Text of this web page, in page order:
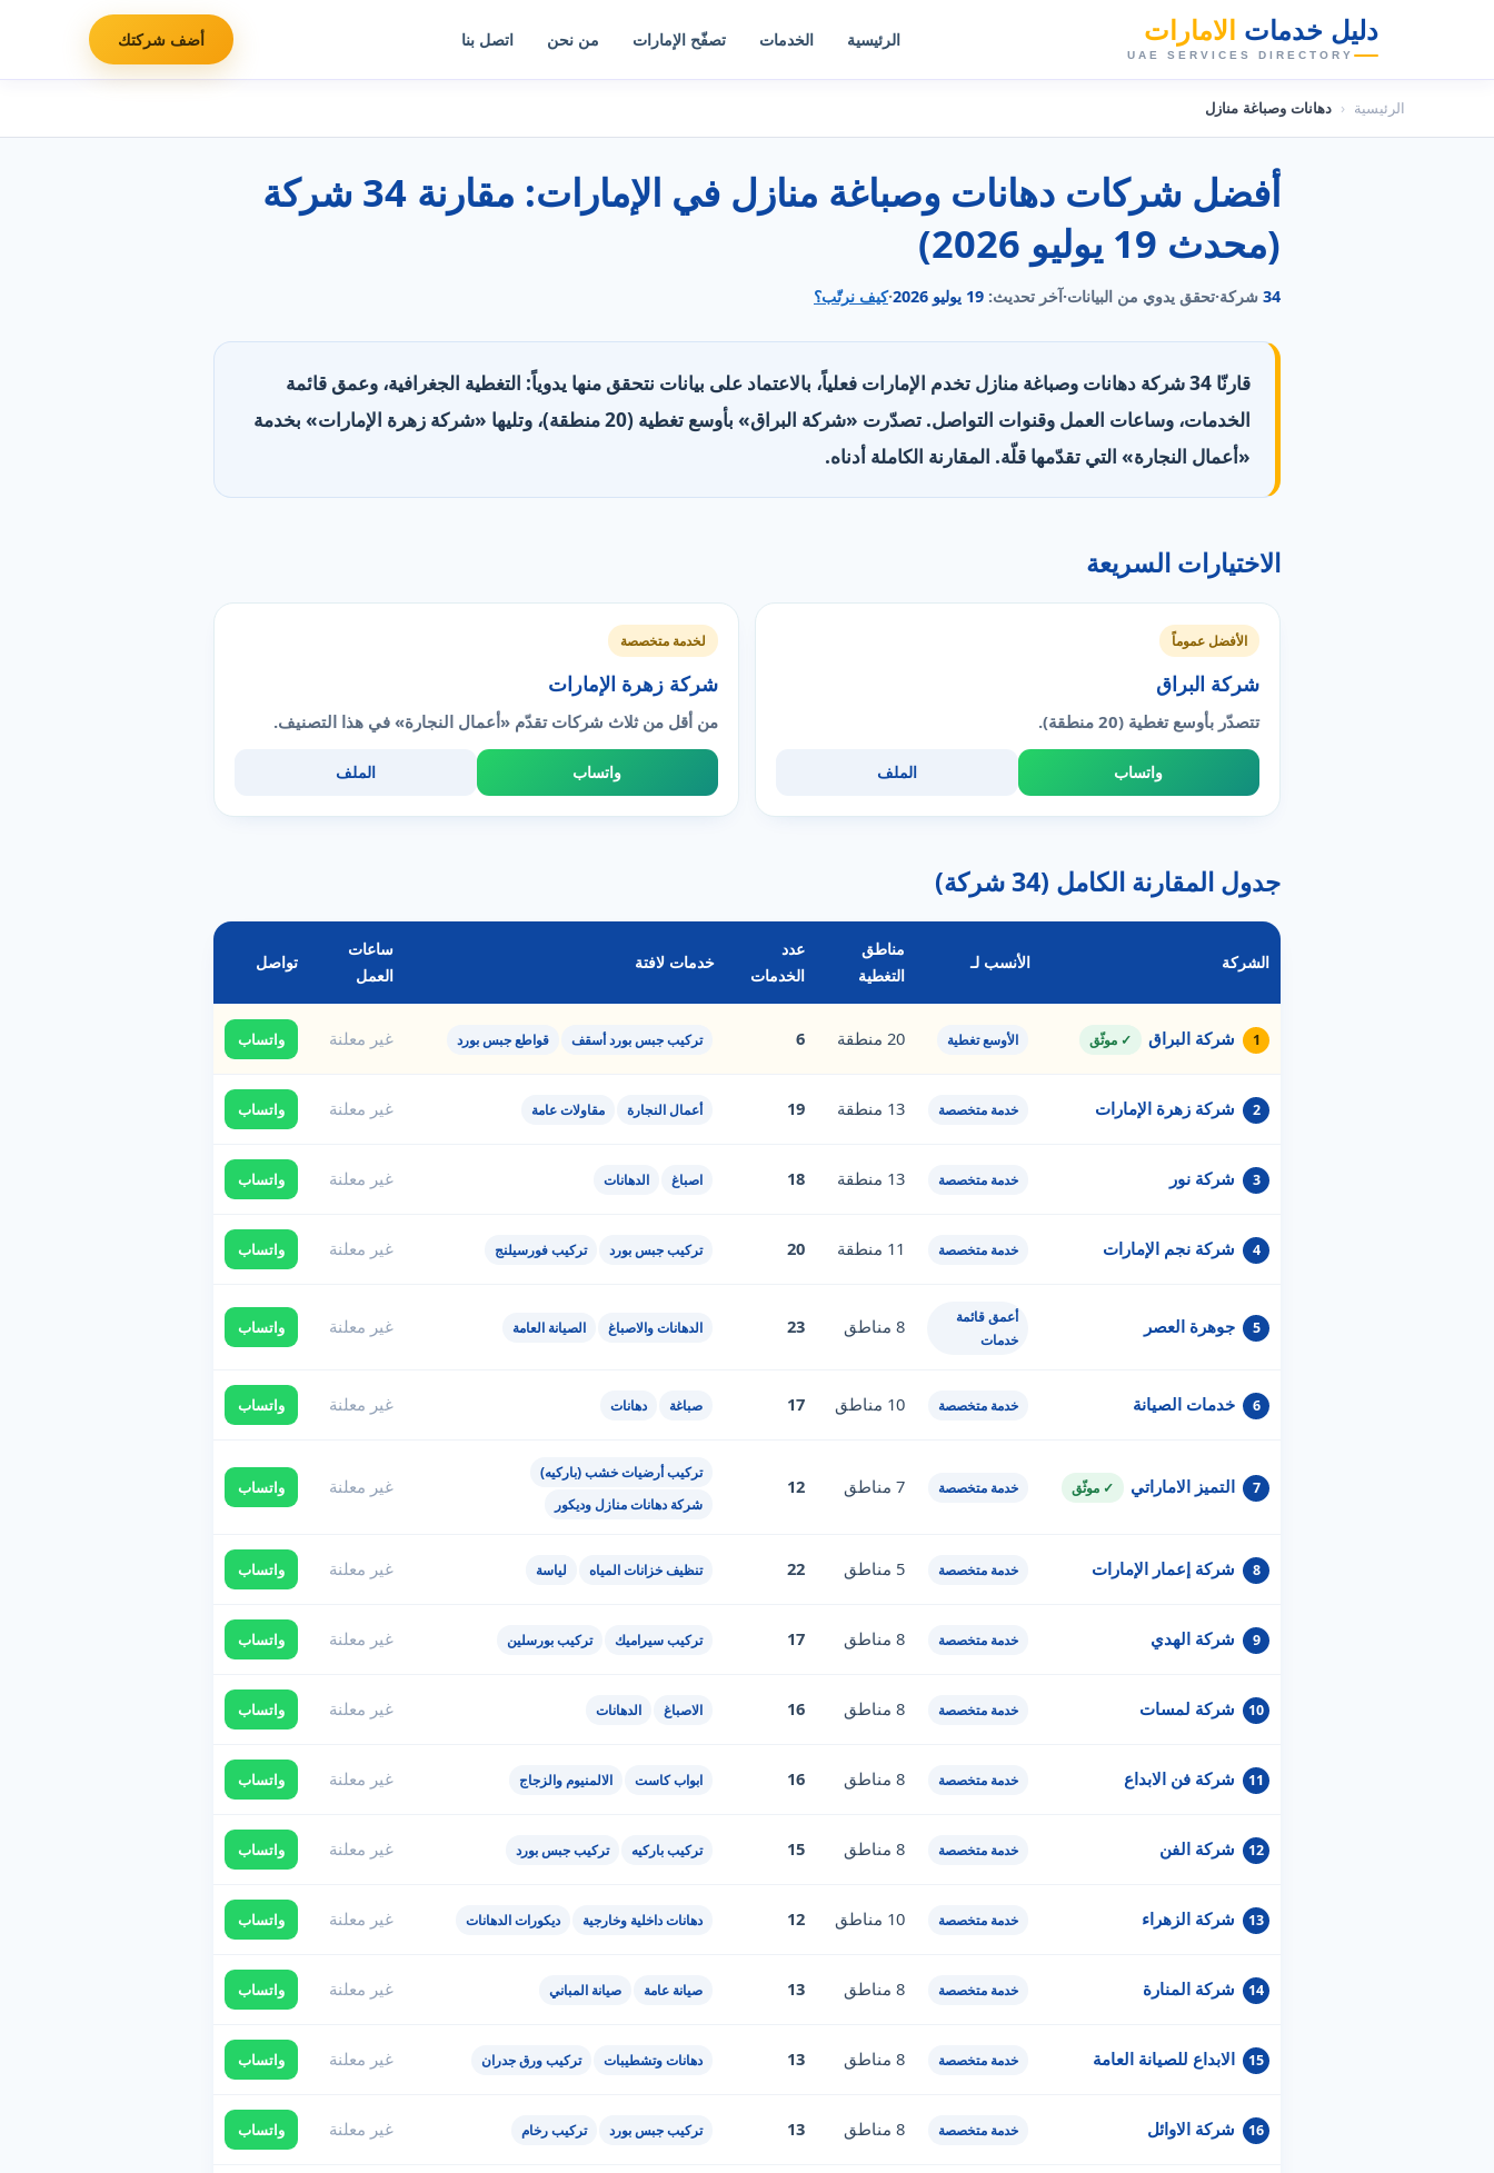
دليل خدمات الامارات
UAE SERVICES DIRECTORY
الرئيسية الخدمات تصفّح الإمارات من نحن اتصل بنا أضف شركتك
الرئيسية ‹ دهانات وصباغة منازل
أفضل شركات دهانات وصباغة منازل في الإمارات: مقارنة 34 شركة
(محدث 19 يوليو 2026)
34 شركة·تحقق يدوي من البيانات·آخر تحديث: 19 يوليو 2026 ·كيف نرتّب؟
قارنّا 34 شركة دهانات وصباغة منازل تخدم الإمارات فعلياً، بالاعتماد على بيانات نتحقق منها يدوياً: التغطية الجغرافية، وعمق قائمة
الخدمات، وساعات العمل وقنوات التواصل. تصدّرت «شركة البراق» بأوسع تغطية (20 منطقة)، وتليها «شركة زهرة الإمارات» بخدمة
«أعمال النجارة» التي تقدّمها قلّة. المقارنة الكاملة أدناه.
الاختيارات السريعة
الأفضل عموماً
شركة البراق
تتصدّر بأوسع تغطية (20 منطقة).
واتساب الملف
لخدمة متخصصة
شركة زهرة الإمارات
من أقل من ثلاث شركات تقدّم «أعمال النجارة» في هذا التصنيف.
واتساب الملف
جدول المقارنة الكامل (34 شركة)
الشركة الأنسب لـ
مناطق
التغطية
عدد
الخدمات
خدمات لافتة
ساعات
العمل
تواصل
1 شركة البراق ✓ موثّق الأوسع تغطية 20 منطقة 6 تركيب جبس بورد أسقف قواطع جبس بورد غير معلنة واتساب
2 شركة زهرة الإمارات خدمة متخصصة 13 منطقة 19 أعمال النجارة مقاولات عامة غير معلنة واتساب
3 شركة نور خدمة متخصصة 13 منطقة 18 اصباغ الدهانات غير معلنة واتساب
4 شركة نجم الإمارات خدمة متخصصة 11 منطقة 20 تركيب جبس بورد تركيب فورسيلنج غير معلنة واتساب
5 جوهرة العصر
أعمق قائمة
خدمات
8 مناطق 23 الدهانات والاصباغ الصيانة العامة غير معلنة واتساب
6 خدمات الصيانة خدمة متخصصة 10 مناطق 17 صباغة دهانات غير معلنة واتساب
7 التميز الاماراتي ✓ موثّق خدمة متخصصة 7 مناطق 12
تركيب أرضيات خشب (باركيه)
شركة دهانات منازل وديكور
غير معلنة واتساب
8 شركة إعمار الإمارات خدمة متخصصة 5 مناطق 22 تنظيف خزانات المياه لياسة غير معلنة واتساب
9 شركة الهدي خدمة متخصصة 8 مناطق 17 تركيب سيراميك تركيب بورسلين غير معلنة واتساب
10 شركة لمسات خدمة متخصصة 8 مناطق 16 الاصباغ الدهانات غير معلنة واتساب
11 شركة فن الابداع خدمة متخصصة 8 مناطق 16 ابواب كاست الالمنيوم والزجاج غير معلنة واتساب
12 شركة الفن خدمة متخصصة 8 مناطق 15 تركيب باركيه تركيب جبس بورد غير معلنة واتساب
13 شركة الزهراء خدمة متخصصة 10 مناطق 12 دهانات داخلية وخارجية ديكورات الدهانات غير معلنة واتساب
14 شركة المنارة خدمة متخصصة 8 مناطق 13 صيانة عامة صيانة المباني غير معلنة واتساب
15 الابداع للصيانة العامة خدمة متخصصة 8 مناطق 13 دهانات وتشطيبات تركيب ورق جدران غير معلنة واتساب
16 شركة الاوائل خدمة متخصصة 8 مناطق 13 تركيب جبس بورد تركيب رخام غير معلنة واتساب